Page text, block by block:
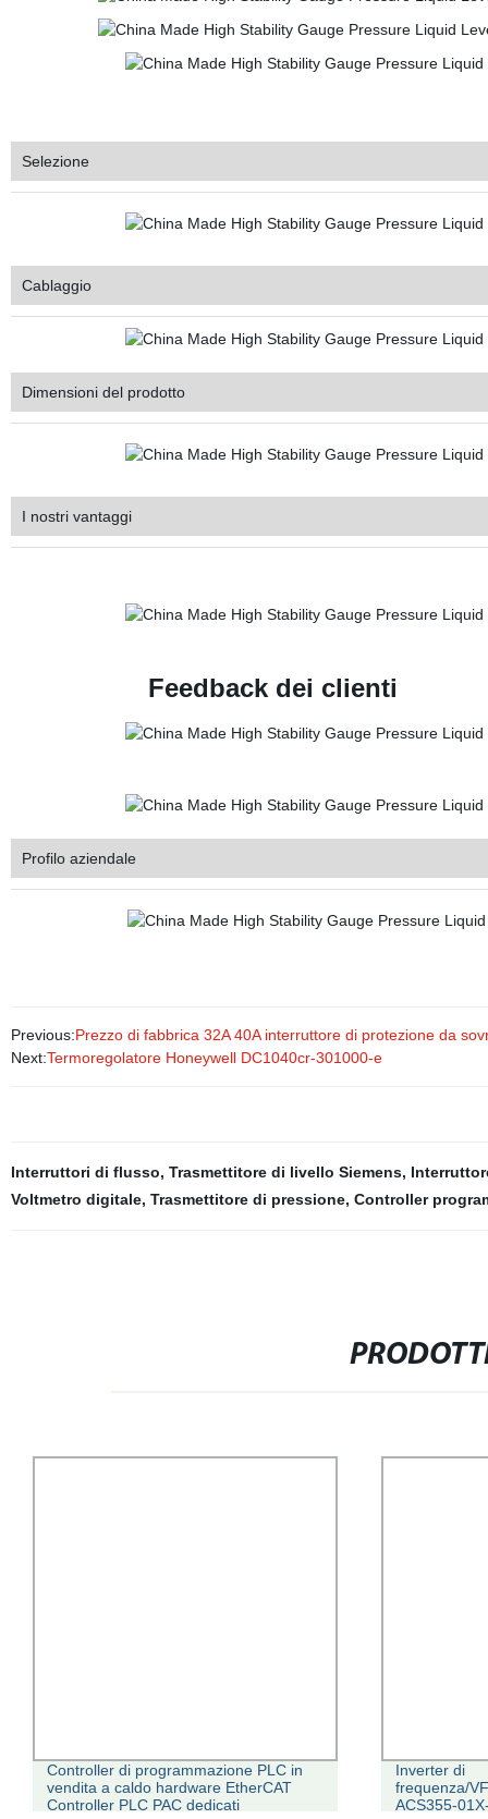
Selezione
Cablaggio
Dimensioni del prodotto
I nostri vantaggi
Feedback dei clienti
Profilo aziendale
Previous:Prezzo di fabbrica 32A 40A interruttore di protezione da
Next:Termoregolatore Honeywell DC1040cr-301000-e
Interruttori di flusso, Trasmettitore di livello Siemens,
Voltmetro digitale, Trasmettitore di pressione, Controller
Controller di programmazione PLC in
vendita a caldo hardware EtherCAT
Controller PLC PAC dedicati
Inverter di
frequenza/
ACS355-